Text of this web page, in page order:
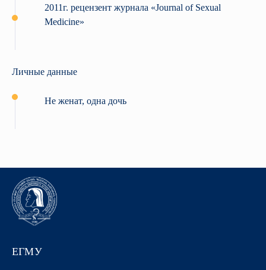
2011г. рецензент журнала «Journal of Sexual
Medicine»
Личные данные
Не женат, одна дочь
ЕГМУ